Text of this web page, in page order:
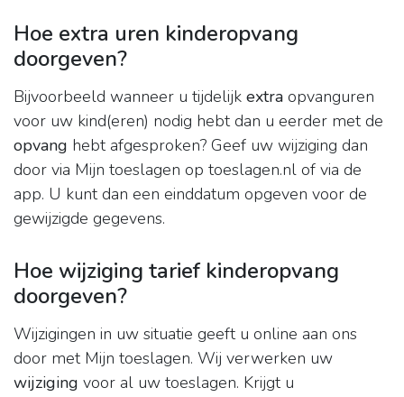
Hoe extra uren kinderopvang
doorgeven?
Bijvoorbeeld wanneer u tijdelijk extra opvanguren
voor uw kind(eren) nodig hebt dan u eerder met de
opvang hebt afgesproken? Geef uw wijziging dan
door via Mijn toeslagen op toeslagen.nl of via de
app. U kunt dan een einddatum opgeven voor de
gewijzigde gegevens.
Hoe wijziging tarief kinderopvang
doorgeven?
Wijzigingen in uw situatie geeft u online aan ons
door met Mijn toeslagen. Wij verwerken uw
wijziging voor al uw toeslagen. Krijgt u